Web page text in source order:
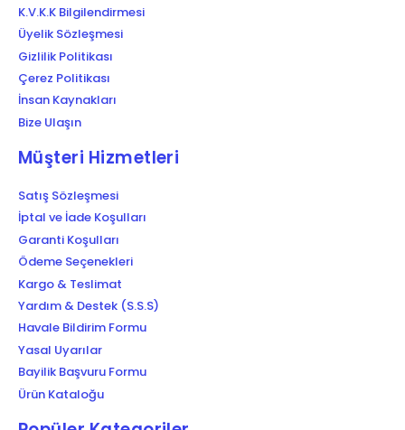
K.V.K.K Bilgilendirmesi
Üyelik Sözleşmesi
Gizlilik Politikası
Çerez Politikası
İnsan Kaynakları
Bize Ulaşın
Müşteri Hizmetleri
Satış Sözleşmesi
İptal ve İade Koşulları
Garanti Koşulları
Ödeme Seçenekleri
Kargo & Teslimat
Yardım & Destek (S.S.S)
Havale Bildirim Formu
Yasal Uyarılar
Bayilik Başvuru Formu
Ürün Kataloğu